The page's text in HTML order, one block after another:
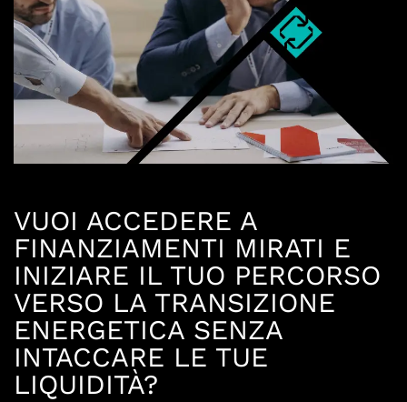
VUOI ACCEDERE A
FINANZIAMENTI MIRATI E
INIZIARE IL TUO PERCORSO
VERSO LA TRANSIZIONE
ENERGETICA SENZA
INTACCARE LE TUE
LIQUIDITÀ?